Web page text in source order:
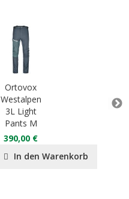
Ortovox
Westalpen
3L Light
Pants M
390,00 €
In den Warenkorb